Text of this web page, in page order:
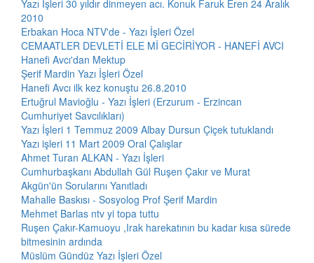
Yazı İşleri 30 yıldır dinmeyen acı. Konuk Faruk Eren 24 Aralık
2010
Erbakan Hoca NTV'de - Yazı İşleri Özel
CEMAATLER DEVLETİ ELE Mİ GECİRİYOR - HANEFİ AVCI
Hanefi Avcı'dan Mektup
Şerif Mardin Yazı İşleri Özel
Hanefi Avcı ilk kez konuştu 26.8.2010
Ertuğrul Mavioğlu - Yazı İşleri (Erzurum - Erzincan
Cumhuriyet Savcılıkları)
Yazı İşleri 1 Temmuz 2009 Albay Dursun Çiçek tutuklandı
Yazı işleri 11 Mart 2009 Oral Çalışlar
Ahmet Turan ALKAN - Yazı İşleri
Cumhurbaşkanı Abdullah Gül Ruşen Çakır ve Murat
Akgün'ün Sorularını Yanıtladı
Mahalle Baskısı - Sosyolog Prof Şerif Mardin
Mehmet Barlas ntv yi topa tuttu
Ruşen Çakır-Kamuoyu ,Irak harekatının bu kadar kısa sürede
bitmesinin ardında
Müslüm Gündüz Yazı İşleri Özel